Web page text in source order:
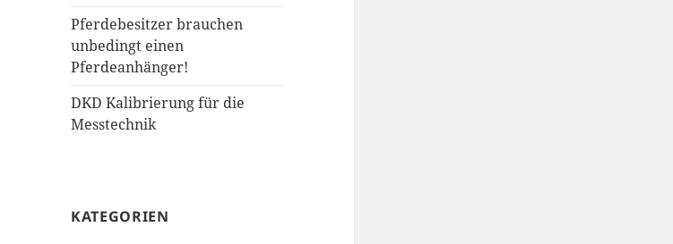
Pferdebesitzer brauchen
unbedingt einen
Pferdeanhänger!
DKD Kalibrierung für die
Messtechnik
KATEGORIEN